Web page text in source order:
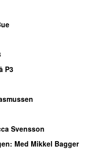
P3
Svensson
: Med Mikkel Bagger